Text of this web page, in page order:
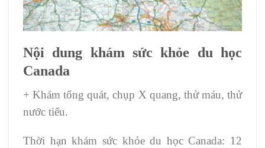
Nội dung khám sức khỏe du học
Canada
+ Khám tổng quát, chụp X quang, thử máu, thử
nước tiểu.
Thời hạn khám sức khỏe du học Canada: 12